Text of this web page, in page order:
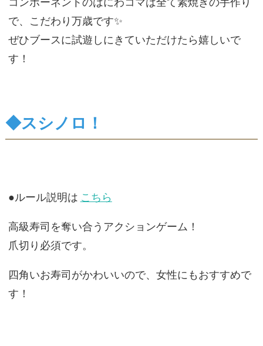
で、こだわり万歳です✨
ぜひブースに試遊しにきていただけたら嬉しいで
す！
◆スシノロ！
●ルール説明は こちら
高級寿司を奪い合うアクションゲーム！
爪切り必須です。
四角いお寿司がかわいいので、女性にもおすすめで
す！